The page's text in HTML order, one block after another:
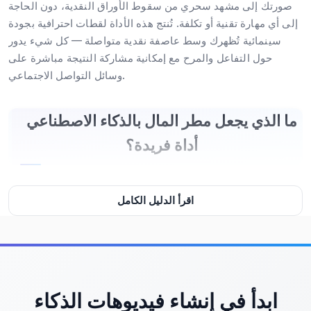
صورتك إلى مشهد سحري من سقوط الأوراق النقدية، دون الحاجة
إلى أي مهارة تقنية أو تكلفة. تُنتج هذه الأداة لقطات احترافية بجودة
سينمائية تُظهرك وسط عاصفة نقدية متواصلة — كل شيء يدور
حول التفاعل والمرح مع إمكانية مشاركة النتيجة مباشرة على
وسائل التواصل الاجتماعي.
ما الذي يجعل مطر المال بالذكاء الاصطناعي
أداة فريدة؟
في عالم المحتوى الرقمي اليوم، يبحث الناس عن طرق مبتكرة
لتجذب الانتباه. مطر المال بالذكاء الاصطناعي لا يُقدم مجرد فيديو،
طبيعية، بحيث تبدو الأوراق النقدية وكأنها تسقط بشكل حقيقي من
اقرأ الدليل الكامل
ابدأ في إنشاء فيديوهات الذكاء